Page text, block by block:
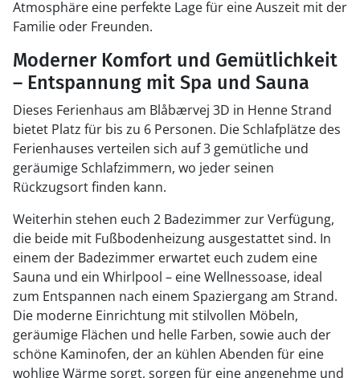
Atmosphäre eine perfekte Lage für eine Auszeit mit der
Familie oder Freunden.
Moderner Komfort und Gemütlichkeit
– Entspannung mit Spa und Sauna
Dieses Ferienhaus am Blåbærvej 3D in Henne Strand
bietet Platz für bis zu 6 Personen. Die Schlafplätze des
Ferienhauses verteilen sich auf 3 gemütliche und
geräumige Schlafzimmern, wo jeder seinen
Rückzugsort finden kann.
Weiterhin stehen euch 2 Badezimmer zur Verfügung,
die beide mit Fußbodenheizung ausgestattet sind. In
einem der Badezimmer erwartet euch zudem eine
Sauna und ein Whirlpool – eine Wellnessoase, ideal
zum Entspannen nach einem Spaziergang am Strand.
Die moderne Einrichtung mit stilvollen Möbeln,
geräumige Flächen und helle Farben, sowie auch der
schöne Kaminofen, der an kühlen Abenden für eine
wohlige Wärme sorgt, sorgen für eine angenehme und